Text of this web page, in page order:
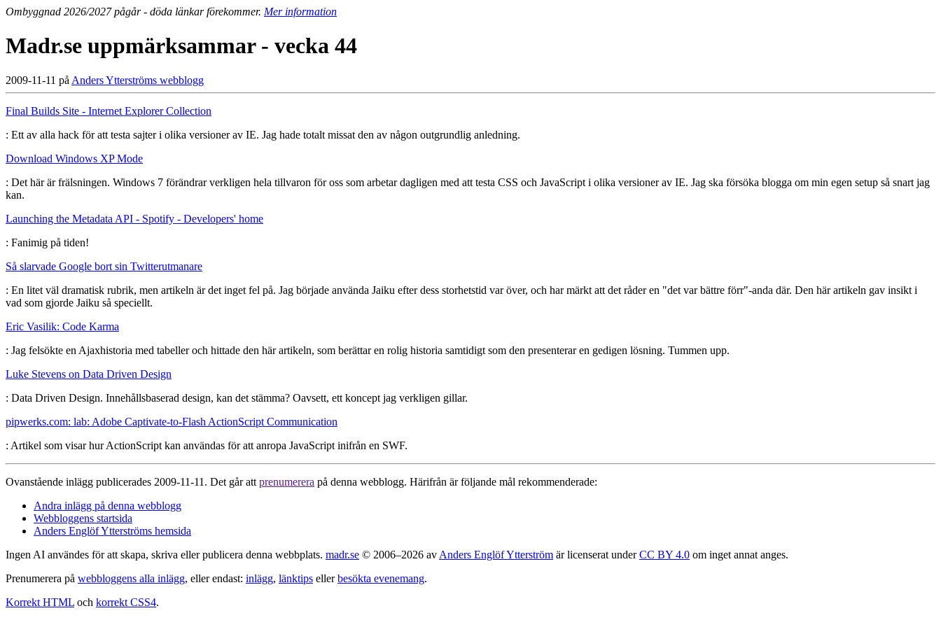
Ombyggnad 2026/2027 pågår - döda länkar förekommer. Mer information
Madr.se uppmärksammar - vecka 44
2009-11-11 på Anders Ytterströms webblogg
Final Builds Site - Internet Explorer Collection
: Ett av alla hack för att testa sajter i olika versioner av IE. Jag hade totalt missat den av någon outgrundlig anledning.
Download Windows XP Mode
: Det här är frälsningen. Windows 7 förändrar verkligen hela tillvaron för oss som arbetar dagligen med att testa CSS och JavaScript i olika versioner av IE. Jag ska försöka blogga om min egen setup så snart jag
kan.
Launching the Metadata API - Spotify - Developers' home
: Fanimig på tiden!
Så slarvade Google bort sin Twitterutmanare
: En litet väl dramatisk rubrik, men artikeln är det inget fel på. Jag började använda Jaiku efter dess storhetstid var över, och har märkt att det råder en "det var bättre förr"-anda där. Den här artikeln gav insikt i
vad som gjorde Jaiku så speciellt.
Eric Vasilik: Code Karma
: Jag felsökte en Ajaxhistoria med tabeller och hittade den här artikeln, som berättar en rolig historia samtidigt som den presenterar en gedigen lösning. Tummen upp.
Luke Stevens on Data Driven Design
: Data Driven Design. Innehållsbaserad design, kan det stämma? Oavsett, ett koncept jag verkligen gillar.
pipwerks.com: lab: Adobe Captivate-to-Flash ActionScript Communication
: Artikel som visar hur ActionScript kan användas för att anropa JavaScript inifrån en SWF.
Ovanstående inlägg publicerades 2009-11-11. Det går att prenumerera på denna webblogg. Härifrån är följande mål rekommenderade:
Andra inlägg på denna webblogg
Webbloggens startsida
Anders Englöf Ytterströms hemsida
Ingen AI användes för att skapa, skriva eller publicera denna webbplats. madr.se © 2006–2026 av Anders Englöf Ytterström är licenserat underCC BY 4.0 om inget annat anges.
Prenumerera på webbloggens alla inlägg, eller endast: inlägg, länktips ellerbesökta evenemang.
Korrekt HTML och korrekt CSS4.